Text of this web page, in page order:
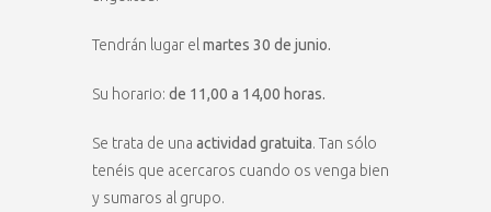
Tendrán lugar el martes 30 de junio.
Su horario: de 11,00 a 14,00 horas.
Se trata de una actividad gratuita. Tan sólo
tenéis que acercaros cuando os venga bien
y sumaros al grupo.